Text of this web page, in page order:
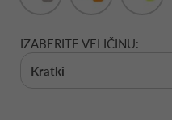
IZABERITE VELIČINU:
Kratki